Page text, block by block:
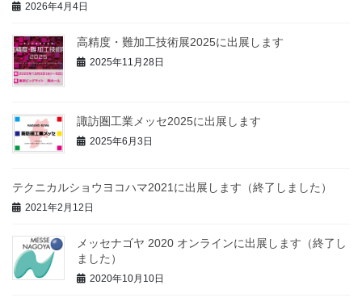
2026年4月4日
高精度・難加工技術展2025に出展します
2025年11月28日
諏訪圏工業メッセ2025に出展します
2025年6月3日
テクニカルショウヨコハマ2021に出展します（終了しました）
2021年2月12日
メッセナゴヤ 2020 オンラインに出展します（終了し
ました）
2020年10月10日